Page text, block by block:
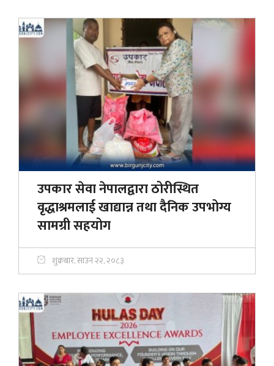
उपकार सेवा नेपालद्वारा ठोरीस्थित
वृद्धाश्रमलाई खाद्यान्न तथा दैनिक उपभोग्य
सामग्री सहयोग
शुक्रबार, साउन २२, २०८३